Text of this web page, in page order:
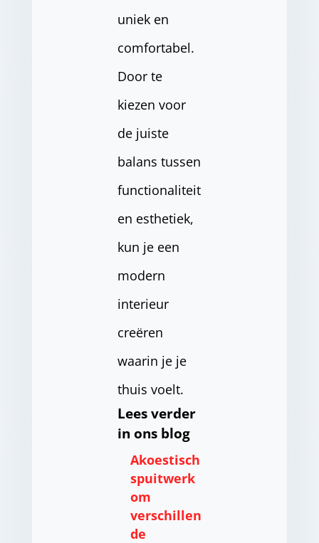
uniek en
comfortabel.
Door te
kiezen voor
de juiste
balans tussen
functionaliteit
en esthetiek,
kun je een
modern
interieur
creëren
waarin je je
thuis voelt.
Lees verder
in ons blog
Akoestisch
spuitwerk
om
verschillen
de